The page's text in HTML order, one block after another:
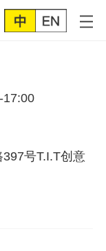
17:00
号T.I.T创意